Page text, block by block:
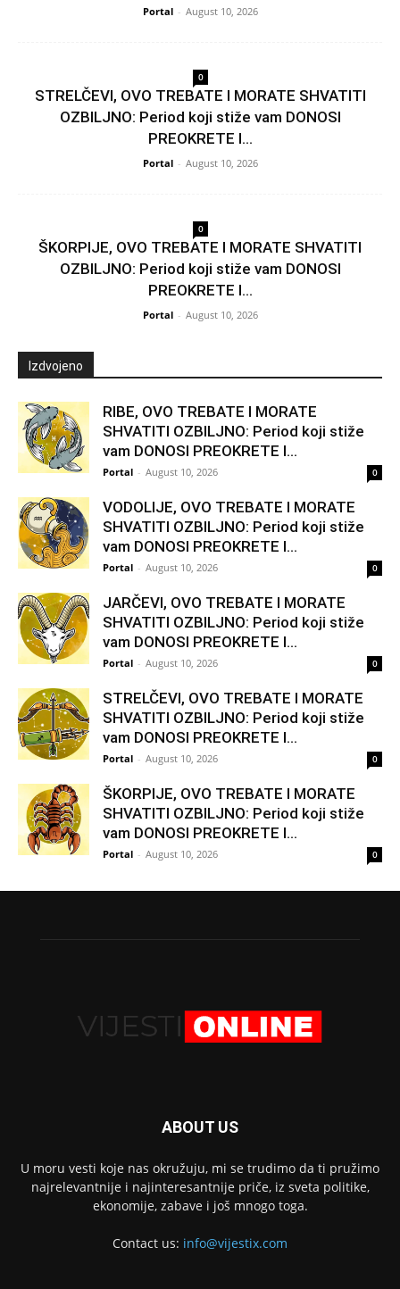
Portal - August 10, 2026
0
STRELČEVI, OVO TREBATE I MORATE SHVATITI
OZBILJNO: Period koji stiže vam DONOSI
PREOKRETE I...
Portal - August 10, 2026
0
ŠKORPIJE, OVO TREBATE I MORATE SHVATITI
OZBILJNO: Period koji stiže vam DONOSI
PREOKRETE I...
Portal - August 10, 2026
Izdvojeno
RIBE, OVO TREBATE I MORATE
SHVATITI OZBILJNO: Period koji stiže
vam DONOSI PREOKRETE I...
Portal - August 10, 2026 0
VODOLIJE, OVO TREBATE I MORATE
SHVATITI OZBILJNO: Period koji stiže
vam DONOSI PREOKRETE I...
Portal - August 10, 2026 0
JARČEVI, OVO TREBATE I MORATE
SHVATITI OZBILJNO: Period koji stiže
vam DONOSI PREOKRETE I...
Portal - August 10, 2026 0
STRELČEVI, OVO TREBATE I MORATE
SHVATITI OZBILJNO: Period koji stiže
vam DONOSI PREOKRETE I...
Portal - August 10, 2026 0
ŠKORPIJE, OVO TREBATE I MORATE
SHVATITI OZBILJNO: Period koji stiže
vam DONOSI PREOKRETE I...
Portal - August 10, 2026 0
ABOUT US
U moru vesti koje nas okružuju, mi se trudimo da ti pružimo
najrelevantnije i najinteresantnije priče, iz sveta politike,
ekonomije, zabave i još mnogo toga.
Contact us: info@vijestix.com